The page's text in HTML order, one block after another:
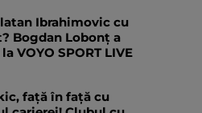
Ibrahimovic cu
Bogdan Lobonț a
VOYO SPORT LIVE
față în față cu